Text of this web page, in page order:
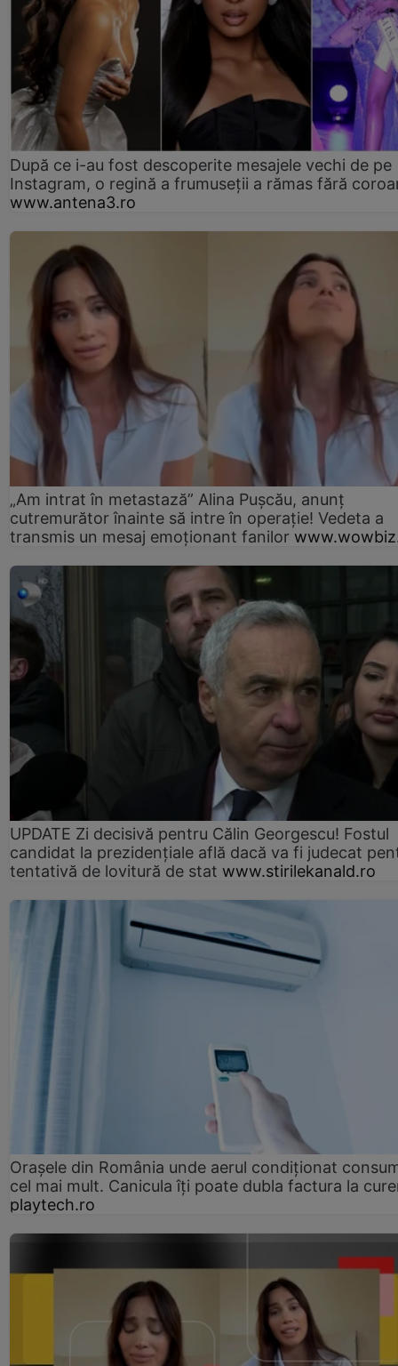
După ce i-au fost descoperite mesajele vechi de pe
Instagram, o regină a frumuseții a rămas fără
www.antena3.ro
„Am intrat în metastază” Alina Pușcău, anunț
cutremurător înainte să intre în operație! Vedeta a
transmis un mesaj emoționant fanilor
UPDATE Zi decisivă pentru Călin Georgescu! Fostul
candidat la prezidențiale află dacă va fi judecat
tentativă de lovitură de stat www.stirilekanald.ro
Orașele din România unde aerul condiționat
cel mai mult. Canicula îți poate dubla factura la
playtech.ro